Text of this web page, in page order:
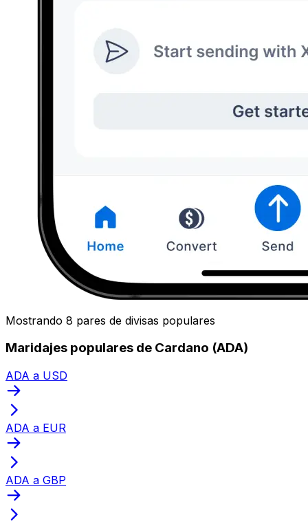
Mostrando 8 pares de divisas populares
Maridajes populares de Cardano (ADA)
ADA a USD
ADA a EUR
ADA a GBP